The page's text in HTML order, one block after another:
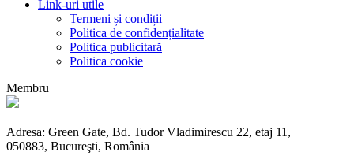
Link-uri utile
Termeni și condiții
Politica de confidențialitate
Politica publicitară
Politica cookie
Membru
Adresa: Green Gate, Bd. Tudor Vladimirescu 22, etaj 11,
050883, Bucureşti, România